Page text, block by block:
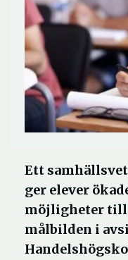
Ett
ger elever
möjligheter till
målbilden i